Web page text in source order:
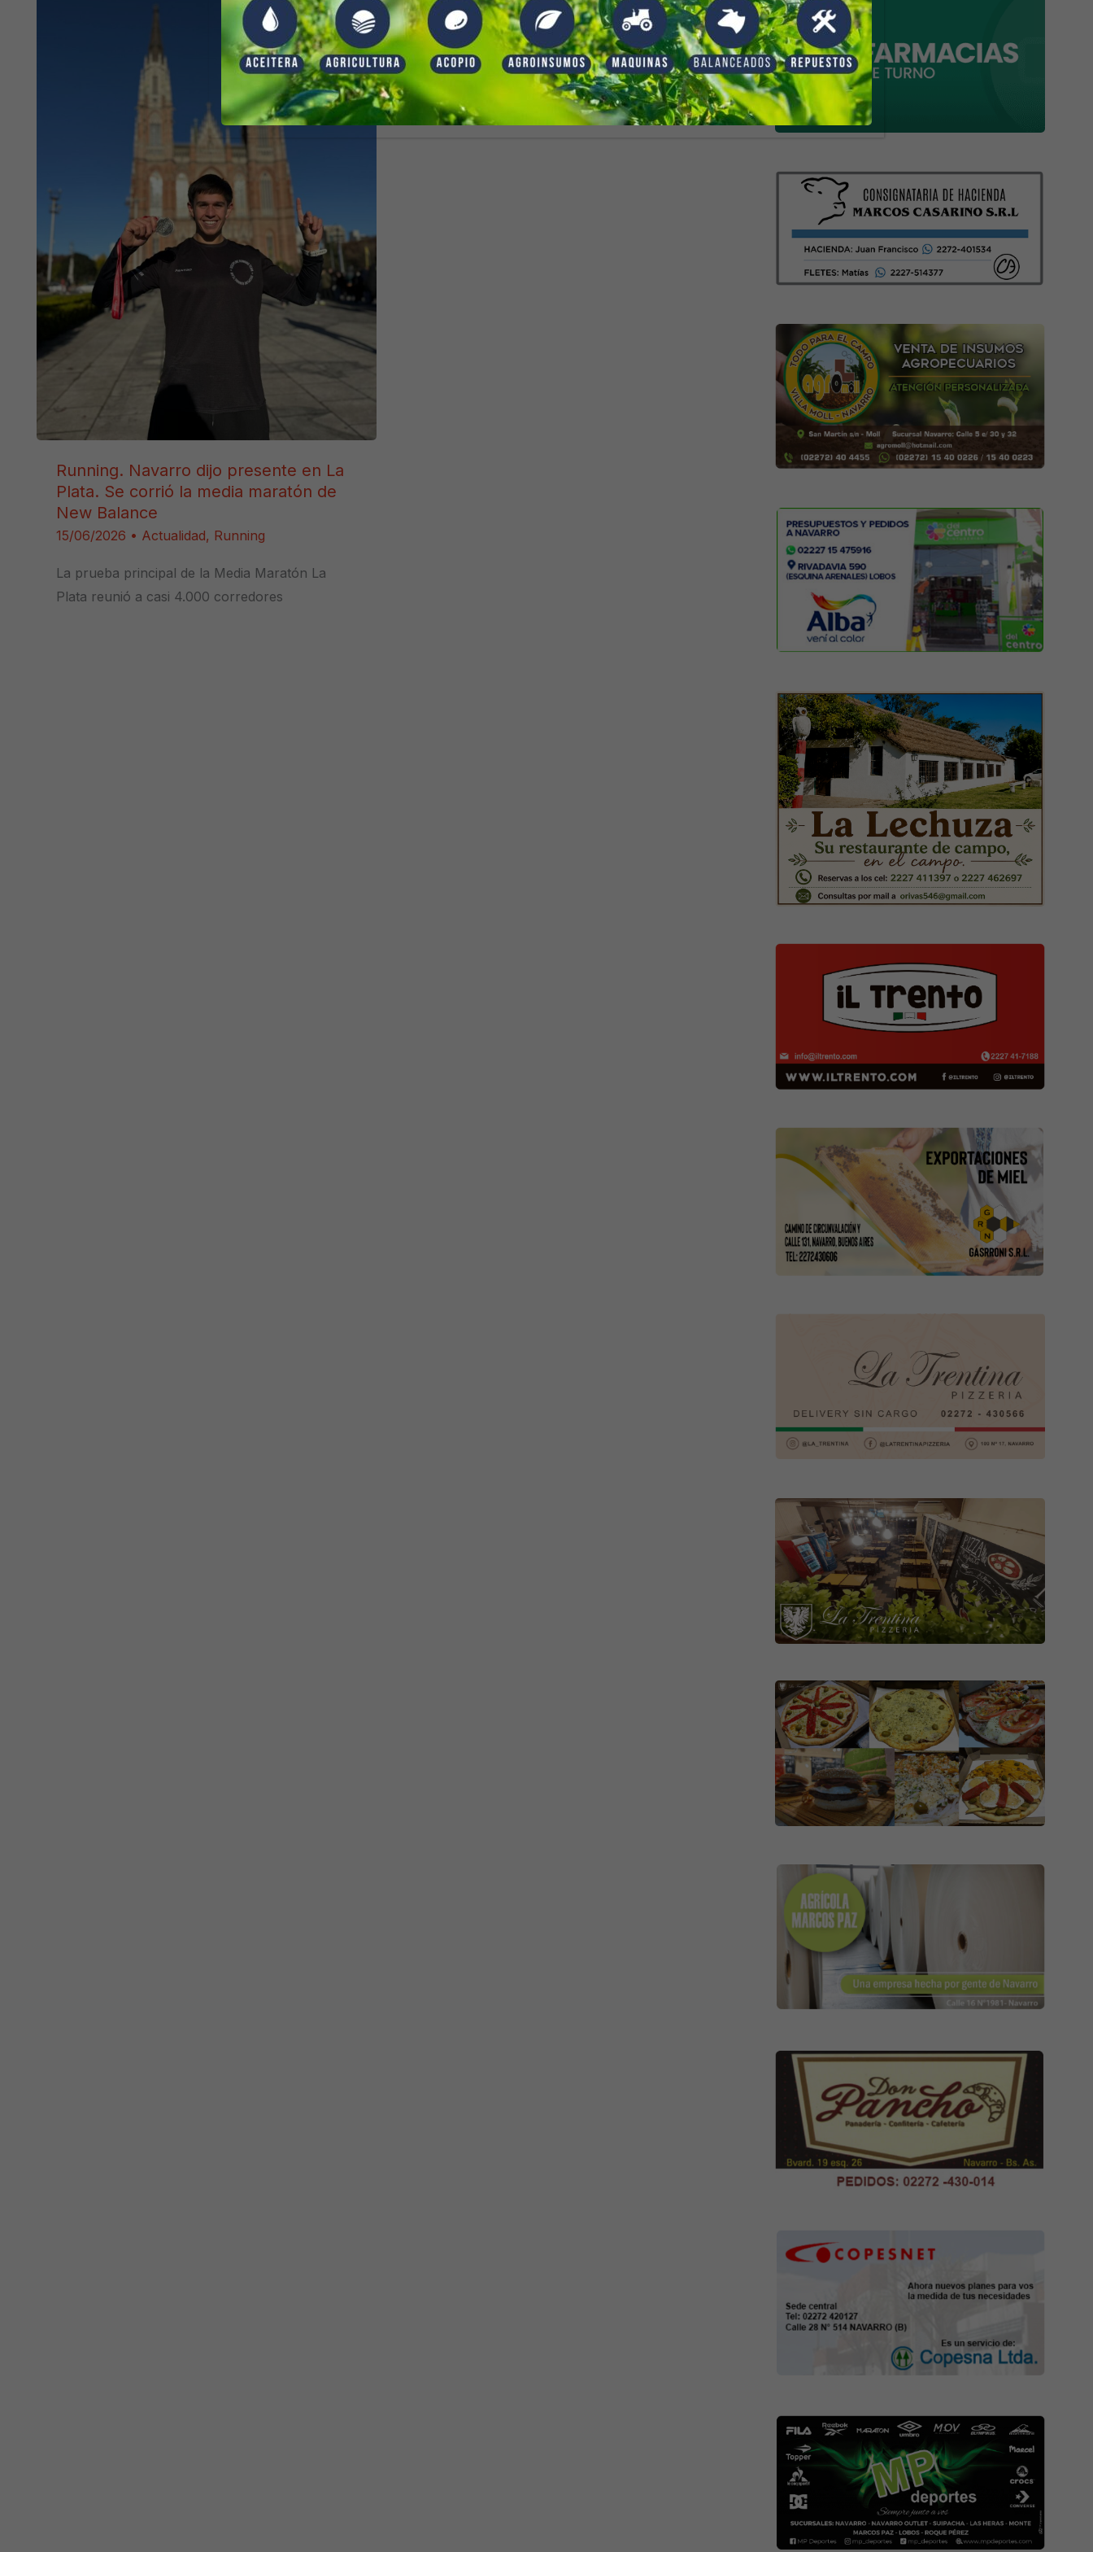
Running. Navarro dijo presente en La
Plata. Se corrió la media maratón de
New Balance
15/06/2026 • Actualidad, Running
La prueba principal de la Media Maratón La
Plata reunió a casi 4.000 corredores